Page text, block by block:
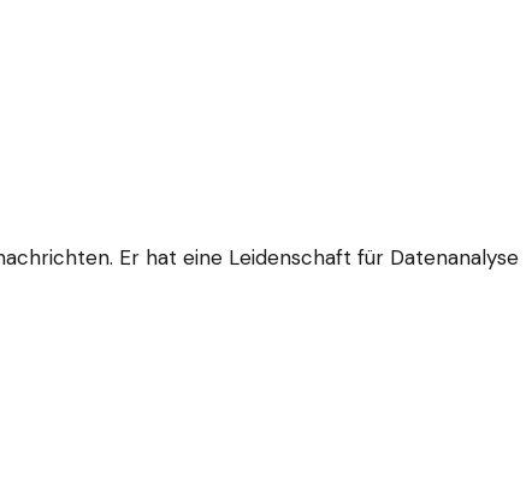
Er hat eine Leidenschaft für Datenanalyse